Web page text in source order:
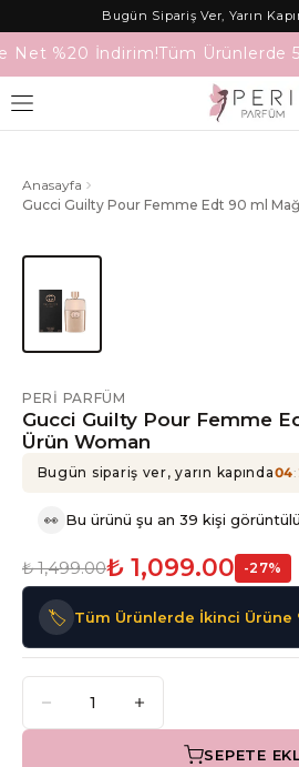
Bugün Sipariş Ver, Yarın
Net %20 İndirim!Tüm Ürünlerde
Anasayfa
Gucci Guilty Pour Femme Edt 90 ml
PERI PARFÜM
Gucci Guilty Pour Femme
Ürün Woman
Bugün sipariş ver, yarın kapında04:
👀 Bu ürünü şu an 39 kişi
₺ 1,499.00₺ 1,099.00 -27%
🏷️ Tüm Ürünlerde İkinci Ürüne
SEPETE